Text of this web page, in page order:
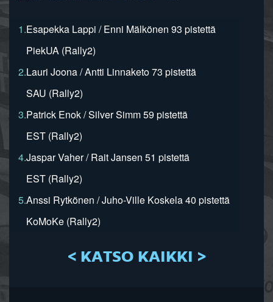
1.Esapekka Lappi / Enni Mälkönen 93 pistettä
PiekUA (Rally2)
2.Lauri Joona / Antti Linnaketo 73 pistettä
SAU (Rally2)
3.Patrick Enok / Silver Simm 59 pistettä
EST (Rally2)
4.Jaspar Vaher / Rait Jansen 51 pistettä
EST (Rally2)
5.Anssi Rytkönen / Juho-Ville Koskela 40 pistettä
KoMoKe (Rally2)
< KATSO KAIKKI >